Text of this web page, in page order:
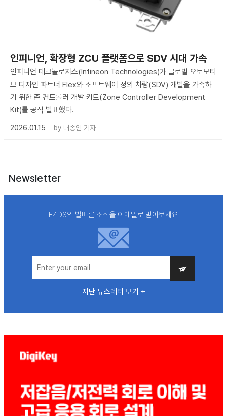
인피니언, 확장형 ZCU 플랫폼으로 SDV 시대 가속
인피니언 테크놀로지스(Infineon Technologies)가 글로벌 오토모티
브 디자인 파트너 Flex와 소프트웨어 정의 차량(SDV) 개발을 가속하
기 위한 존 컨트롤러 개발 키트(Zone Controller Development
Kit)를 공식 발표했다.
2026.01.15
by 배종인 기자
Newsletter
E4DS의 발빠른 소식을 이메일로 받아보세요
지난 뉴스레터 보기 +